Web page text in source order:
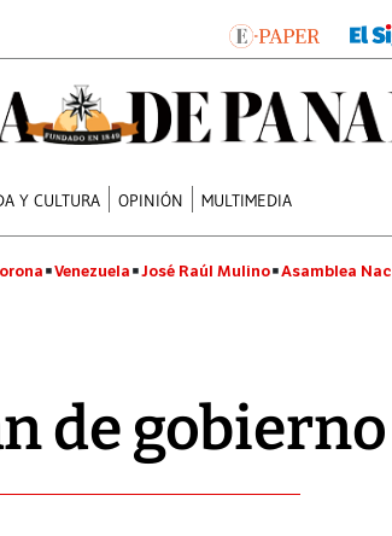
Y CULTURA OPINIÓN MULTIMEDIA
Venezuela José Raúl Mulino Asamblea
de gobierno